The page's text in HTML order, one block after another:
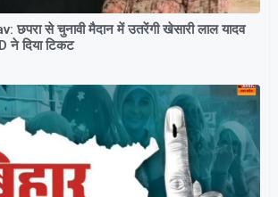
से चुनावी मैदान में उतरेंगी खेसारी लाल यादव
ने दिया टिकट